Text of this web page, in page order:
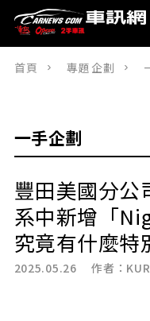
首頁 專題企劃
一手企劃
豐田美國分
系中新增「
究竟有什麼特
2025.05.26 作者：